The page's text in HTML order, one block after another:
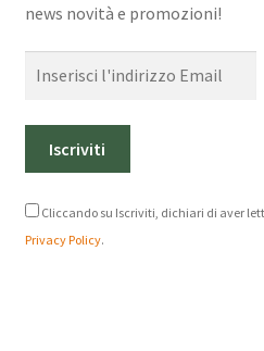
news novità e promozioni!
Cliccando su Iscriviti, dichiari di aver
Privacy Policy.